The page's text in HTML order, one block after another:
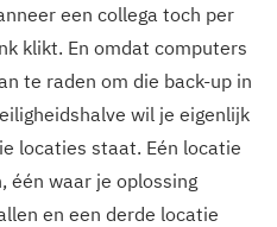
een collega toch per
klikt. En omdat computers
te raden om die back-up in
wil je eigenlijk
locaties staat. Eén locatie
één waar je oplossing
en een derde locatie